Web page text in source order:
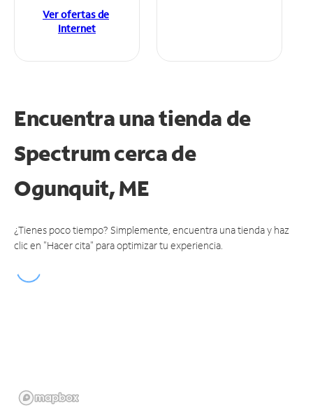
Ver ofertas de
Internet
Encuentra una tienda de
Spectrumcerca de
Ogunquit, ME
¿Tienes poco tiempo? Simplemente, encuentra una tienda y haz
clic en "Hacer cita" para optimizar tu experiencia.